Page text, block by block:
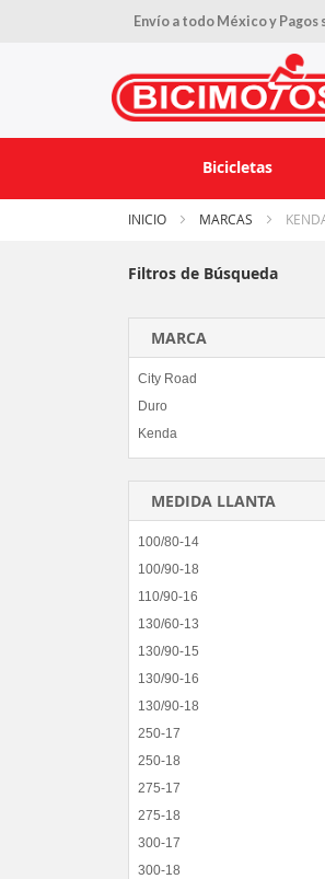
Envío a todo México y Pagos
Bicicletas
INICIO MARCAS
Filtros de Búsqueda
MARCA
City Road
Duro
Kenda
MEDIDA LLANTA
100/80-14
100/90-18
110/90-16
130/60-13
130/90-15
130/90-16
130/90-18
250-17
250-18
275-17
275-18
300-17
300-18